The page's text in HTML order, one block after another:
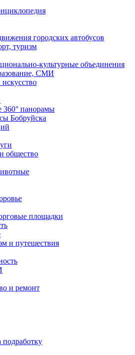
городских автобусов
туризм
культурные объединения
СМИ
искусство
360° панорамы
Бобруйска
общество
площадки
и путешествия
и ремонт
подработку